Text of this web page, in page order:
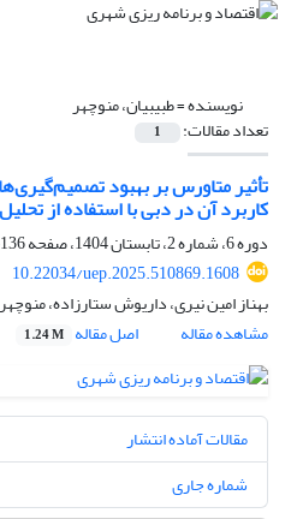
نویسنده =طبیبیان، منوچهر
تعداد مقالات: 1
تأثیر متاورس بر بهبود
کاربرد آن در دبی با استفاده از
دوره 6، شماره 2، تابستان 1404، صفحه
136-153
10.22034/uep.2025.510869.1608
بهناز امین نیری، داریوش ستارزاده، منوچهر
مشاهده مقاله
اصل مقاله 1.24 M
مقالات آماده انتشار
شماره جاری